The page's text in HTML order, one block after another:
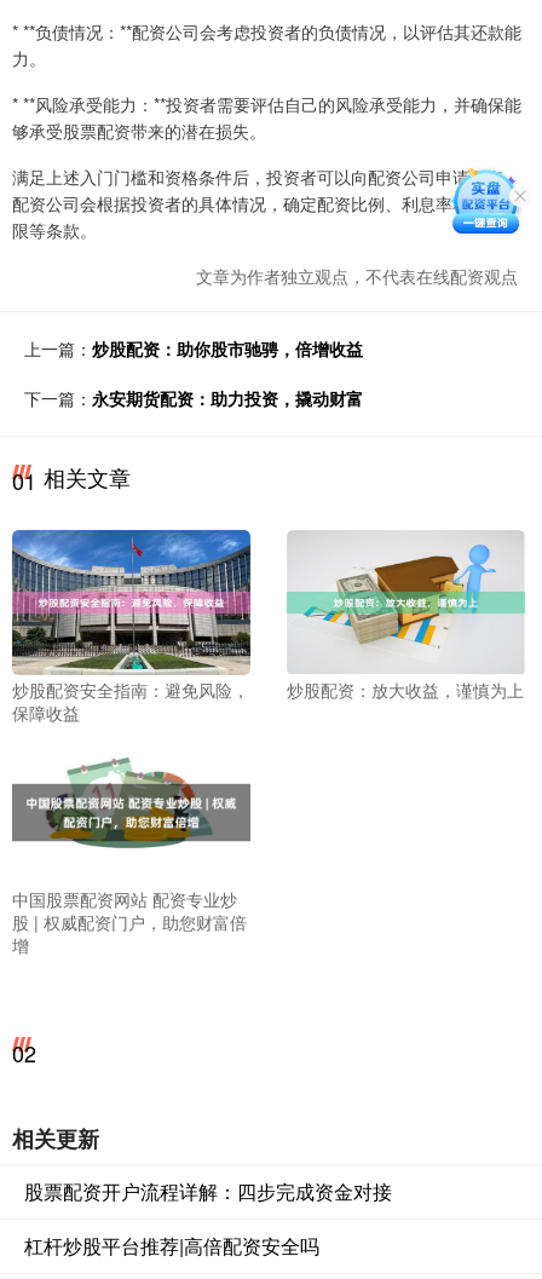
* **负债情况：**配资公司会考虑投资者的负债情况，以评估其还款能
力。
* **风险承受能力：**投资者需要评估自己的风险承受能力，并确保能
够承受股票配资带来的潜在损失。
满足上述入门门槛和资格条件后，投资者可以向配资公司申请配资。
配资公司会根据投资者的具体情况，确定配资比例、利息率和还款期
限等条款。
文章为作者独立观点，不代表在线配资观点
上一篇： 炒股配资：助你股市驰骋，倍增收益
下一篇： 永安期货配资：助力投资，撬动财富
01 相关文章
炒股配资安全指南：避免风险，
保障收益
炒股配资：放大收益，谨慎为上
中国股票配资网站 配资专业炒
股 | 权威配资门户，助您财富倍
增
02
相关更新
股票配资开户流程详解：四步完成资金对接
杠杆炒股平台推荐|高倍配资安全吗